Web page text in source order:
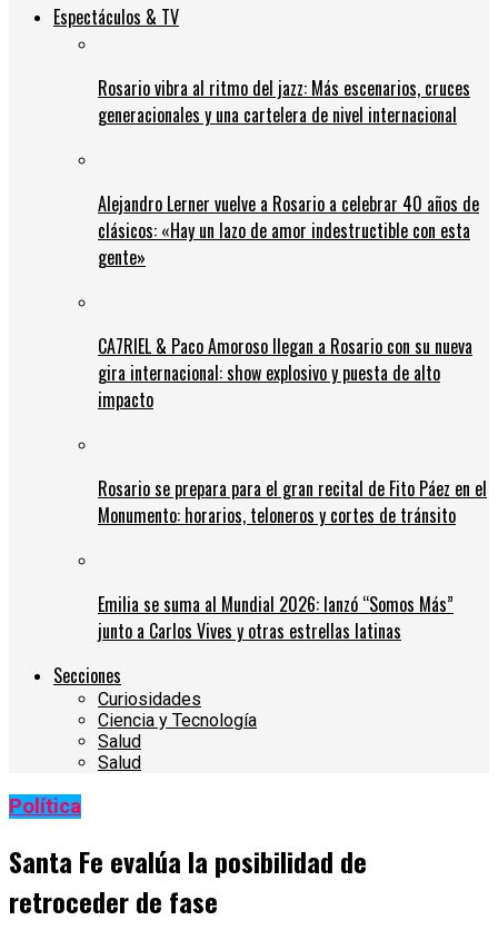
Espectáculos & TV
Rosario vibra al ritmo del jazz: Más escenarios, cruces
generacionales y una cartelera de nivel internacional
Alejandro Lerner vuelve a Rosario a celebrar 40 años de
clásicos: «Hay un lazo de amor indestructible con esta
gente»
CA7RIEL & Paco Amoroso llegan a Rosario con su nueva
gira internacional: show explosivo y puesta de alto
impacto
Rosario se prepara para el gran recital de Fito Páez en el
Monumento: horarios, teloneros y cortes de tránsito
Emilia se suma al Mundial 2026: lanzó “Somos Más”
junto a Carlos Vives y otras estrellas latinas
Secciones
Curiosidades
Ciencia y Tecnología
Salud
Salud
Política
Santa Fe evalúa la posibilidad de
retroceder de fase